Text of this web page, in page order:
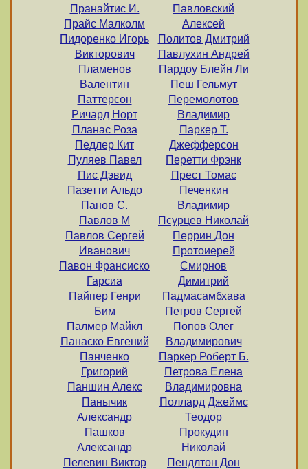
Пранайтис И.
Прайс Малколм
Пидоренко Игорь
Викторович
Пламенов
Валентин
Паттерсон
Ричард Норт
Планас Роза
Педлер Кит
Пуляев Павел
Пис Дэвид
Пазетти Альдо
Панов С.
Павлов М
Павлов Сергей
Иванович
Павон Франсиско
Гарсиа
Пайпер Генри
Бим
Палмер Майкл
Панаско Евгений
Панченко
Григорий
Паншин Алекс
Панычик
Александр
Пашков
Александр
Пелевин Виктор
Павловский
Алексей
Политов Дмитрий
Павлухин Андрей
Пардоу Блейн Ли
Пеш Гельмут
Перемолотов
Владимир
Паркер Т.
Джефферсон
Перетти Фрэнк
Прест Томас
Печенкин
Владимир
Псурцев Николай
Перрин Дон
Протоиерей
Смирнов
Димитрий
Падмасамбхава
Петров Сергей
Попов Олег
Владимирович
Паркер Роберт Б.
Петрова Елена
Владимировна
Поллард Джеймс
Теодор
Прокудин
Николай
Пендлтон Дон